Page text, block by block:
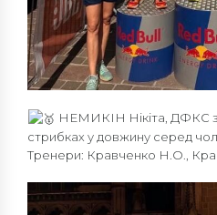
НЕМИКІН Нікіта, ДФКС
стрибках у довжину серед
Тренери: Кравченко Н.О.,